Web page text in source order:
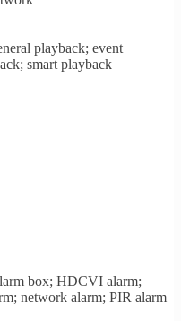
playback; event
smart playback
box; HDCVI alarm;
network alarm; PIR alarm